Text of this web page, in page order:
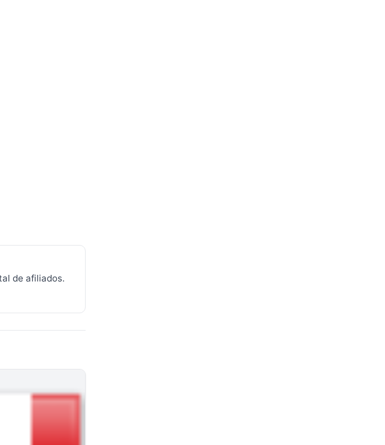
de afiliados.